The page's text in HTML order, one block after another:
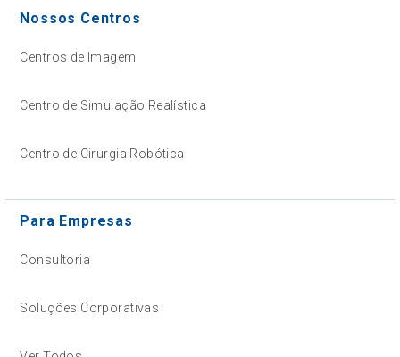
Nossos Centros
Centros de Imagem
Centro de Simulação Realística
Centro de Cirurgia Robótica
Para Empresas
Consultoria
Soluções Corporativas